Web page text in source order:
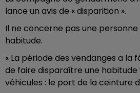
lance un avis de « disparition ».
Il ne concerne pas une
habitude.
« La période des vendanges a la
de faire disparaître une habitude
véhicules : le port de la ceinture